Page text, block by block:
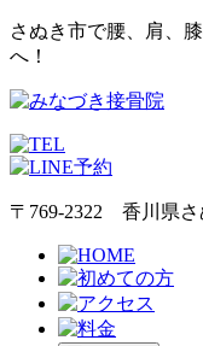
さぬき市で腰、肩、
へ！
〒769-2322 香川県さ